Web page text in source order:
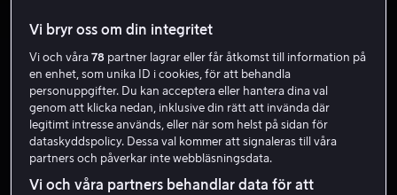
Jönssonligan & Dynamit-Harry
6.2 Komedi Kriminaldrama 1982
Vi bryr oss om din integritet
Vi och våra78 partner lagrar eller får åtkomst till information på
en enhet, som unika ID i cookies, för att behandla
personuppgifter. Du kan acceptera eller hantera dina val
genom att klicka nedan, inklusive din rätt att invända där
legitimt intresse används, eller när som helst på sidan för
dataskyddspolicy. Dessa val kommer att signaleras till våra
partners och påverkar inte webbläsningsdata.
Vi och våra partners behandlar data för att